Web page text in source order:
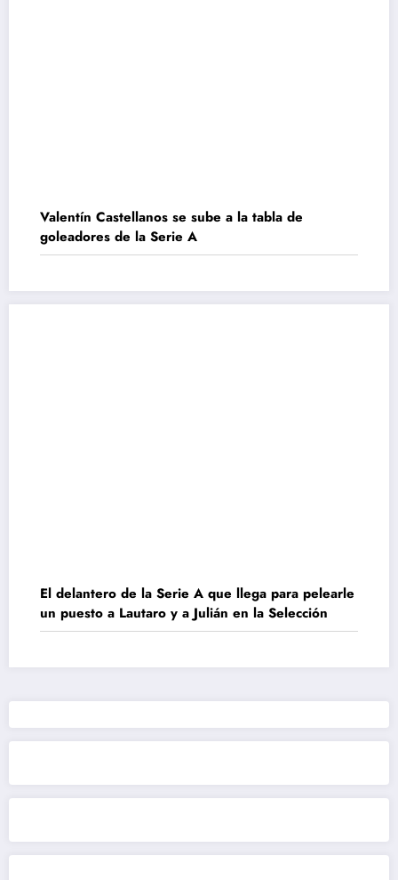
Valentín Castellanos se sube a la tabla de
goleadores de la Serie A
El delantero de la Serie A que llega para pelearle
un puesto a Lautaro y a Julián en la Selección